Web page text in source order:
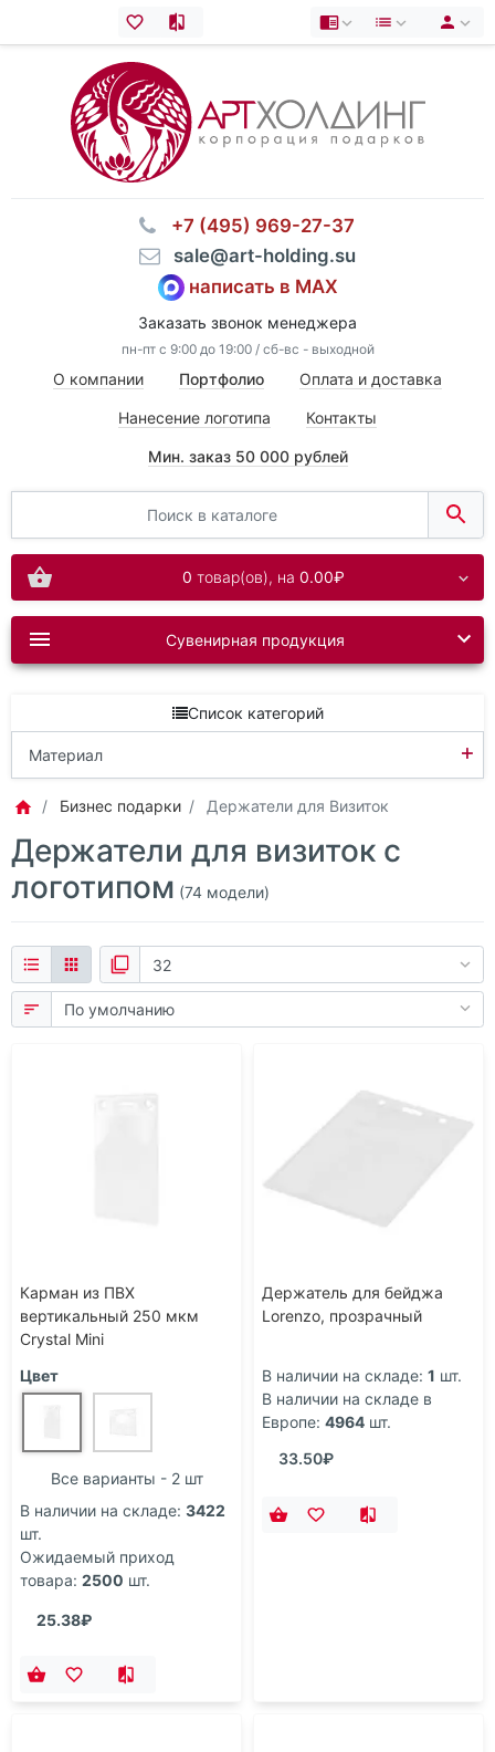
⠀+7 (495) 969-27-37
⠀sale@art-holding.su
написать в MAX
Заказать звонок менеджера
пн-пт с 9:00 до 19:00 / сб-вс - выходной
О компании Портфолио Оплата и доставка
Нанесение логотипа Контакты
Мин. заказ 50 000 рублей
0 товар(ов), на 0.00₽
Сувенирная продукция
Список категорий
Материал +
Каучук
Металл
ПВХ
Силикон
Бизнес подарки Держатели для Визиток
Держатели для визиток с
логотипом (74 модели)
Карман из ПВХ
вертикальный 250 мкм
Crystal Mini
Цвет
Все варианты - 2 шт
В наличии на складе: 3422
шт.
Ожидаемый приход
товара: 2500 шт.
25.38₽
Держатель для бейджа
Lorenzo, прозрачный
В наличии на складе: 1 шт.
В наличии на складе в
Европе: 4964 шт.
33.50₽